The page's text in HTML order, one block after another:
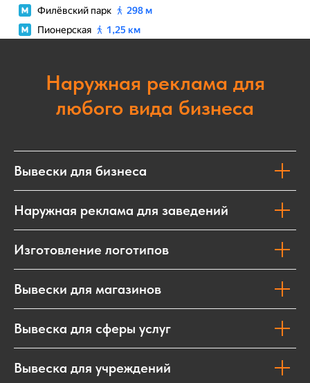
Наружная реклама для
любого вида бизнеса
Вывески для бизнеса
Наружная реклама для заведений
Изготовление логотипов
Вывески для магазинов
Вывеска для сферы услуг
Вывеска для учреждений